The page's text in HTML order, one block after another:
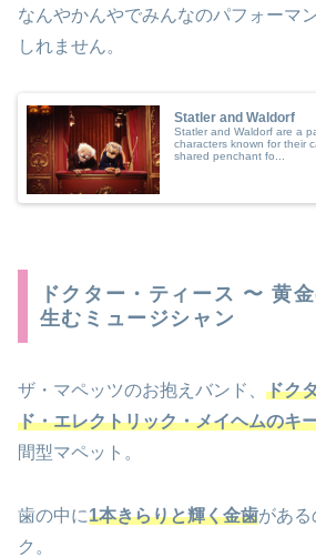
なんやかんやでみんなのパフォーマ
しれません。
Statler and Waldorf
Statler and Waldorf are a
characters known for their
shared penchant fo...
ドクター・ティース 〜 黄
生むミュージシャン
ザ・マペッツのお抱えバンド、 ドク
ド・エレクトリック・メイヘムのキ
間型マペット。
歯の中に1本きらりと輝く金歯があ
ク。